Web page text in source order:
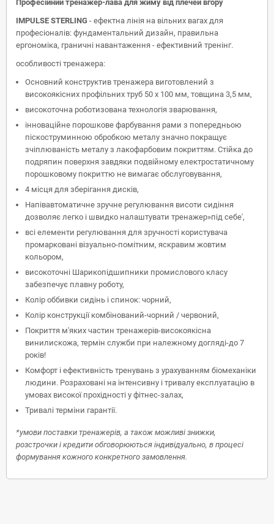
Професійний тренажер-лава для жиму від плечей вгору
IMPULSE STERLING - ефектна лінія на вільних вагах для
професіоналів: фундаментальний дизайн, правильна
ергономіка, граничні навантаження - ефективний тренінг.
особливості тренажера:
Основний конструктив тренажера виготовлений з
високоякісних профільних труб 50 х 100 мм, товщина 3,5 мм,
високоточна роботизована технологія зварювання,
інноваційне порошкове фарбування рами з попередньою
піскоструминною обробкою металу значно покращує
зчіплюваність металу з лакофарбовим покриттям. Стійка до
подряпин поверхня завдяки подвійному електростатичному
порошковому покриттю не вимагає обслуговування,
4 місця для зберігання дисків,
Напівавтоматичне зручне регулювання висоти сидіння
дозволяє легко і швидко налаштувати тренажер»під себе',
всі елементи регулювання для зручності користувача
промарковані візуально-помітним, яскравим жовтим
кольором,
високоточні Шарикопідшипники промислового класу
забезпечує плавну роботу,
Колір оббивки сидінь і спинок: чорний,
Колір конструкції комбінований-чорний / червоний,
Покриття м'яких частин тренажерів-високоякісна
винилискожа, термін служби при належному догляді-до 7
років!
Комфорт і ефективність тренувань з урахуванням біомеханіки
людини. Розраховані на інтенсивну і тривалу експлуатацію в
умовах високої прохідності у фітнес-залах,
Тривалі терміни гарантії.
*умови поставки тренажерів, а також можливі знижки,
розстрочки і кредити обговорюються індивідуально, в процесі
формування кожного конкретного замовлення.